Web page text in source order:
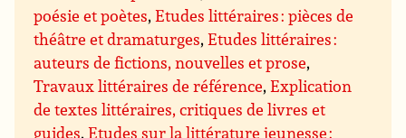
poésie et poètes,Etudes littéraires : pièces de
théâtre et dramaturges,Etudes littéraires :
auteurs de fictions, nouvelles et prose,
Travaux littéraires de référence,Explication
de textes littéraires, critiques de livres et
guides,Etudes sur la littérature jeunesse :